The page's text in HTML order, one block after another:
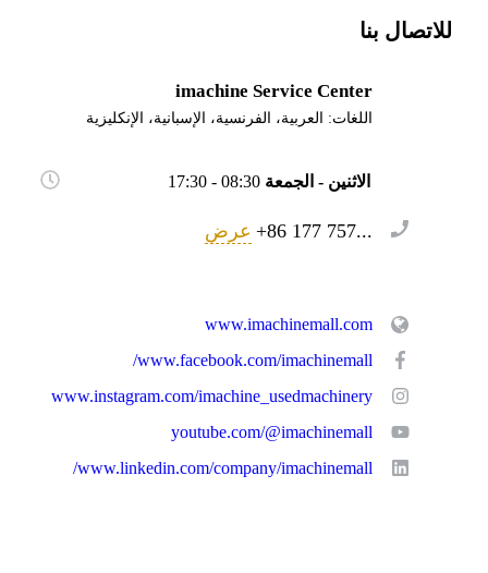
للاتصال بنا
imachine Service Center
اللغات: العربية، الفرنسية، الإسبانية، الإنكليزية
الاثنين - الجمعة 08:30 - 17:30
+86 177 757... عرض
www.imachinemall.com
www.facebook.com/imachinemall/
www.instagram.com/imachine_usedmachinery
youtube.com/@imachinemall
www.linkedin.com/company/imachinemall/